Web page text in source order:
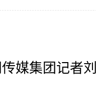
媒集团记者